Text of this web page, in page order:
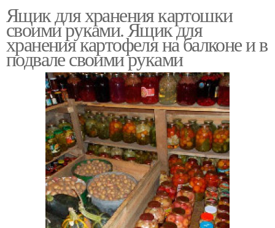
Ящик для хранения картошки
своими руками. Ящик для
хранения картофеля на балконе и в
подвале своими руками